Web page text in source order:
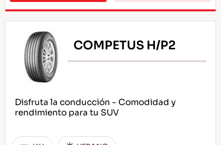
COMPETUS H/P2
Disfruta la conducción - Comodidad y
rendimiento para tu SUV